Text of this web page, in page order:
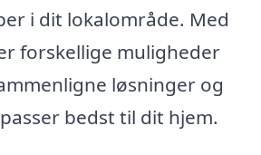
i dit lokalområde. Med
forskellige muligheder
løsninger og
bedst til dit hjem.